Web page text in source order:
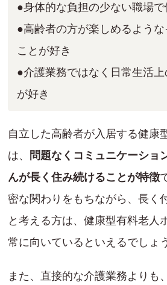
●身体的な負担の少ない職場
●高齢者の方が楽しめるよう
ことが好き
●介護業務ではなく日常生活
が好き
自立した高齢者が入居する健康
は、
問題なくコミュニケーショ
んが長く住み続けることが特徴
密な関わりをもちながら、長く
と考える方は、健康型有料老人
常に向いているといえるでしょ
また、直接的な介護業務よりも